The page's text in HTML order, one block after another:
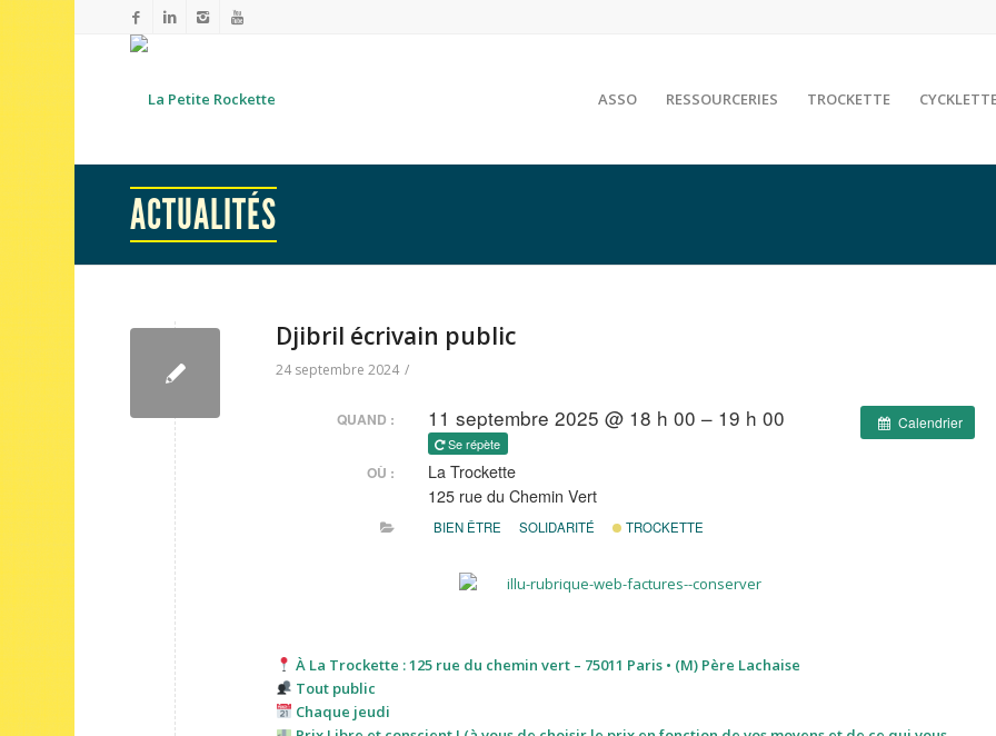
ASSO RESSOURCERIES TROCKETTE
ACTUALITÉS
Djibril écrivain public
24 septembre 2024 /
Calendrier
QUAND : 11 septembre 2025 @ 18 h 00 – 19 h 00
Se répète
OÙ :
La Trockette
125 rue du Chemin Vert
BIEN ÊTRE SOLIDARITÉ TROCKETTE
À La Trockette : 125 rue du chemin vert – 75011 Paris • (M) Père Lachaise
Tout public
Chaque jeudi